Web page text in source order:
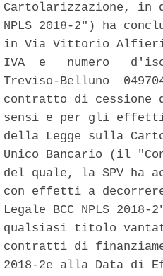
Cartolarizzazione, in
NPLS 2018-2") ha
in Via Vittorio Alfieri,
IVA  e   numero
Treviso-Belluno
contratto di
sensi e per gli
della Legge sulla
Unico Bancario (il
del quale, la SPV ha
con effetti a
Legale BCC NPLS
qualsiasi titolo
contratti di
2018-2e alla Data di